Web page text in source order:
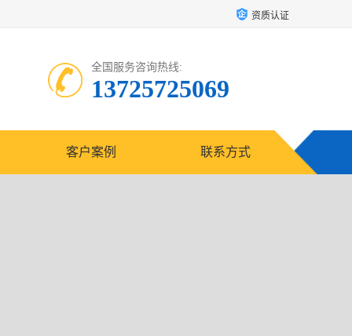
资质认证
全国服务咨询热线:
13725725069
客户案例 联系方式